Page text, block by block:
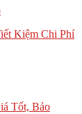
Kiệm Chi Phí
Tốt, Bảo